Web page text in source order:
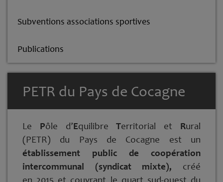
Subventions associations sportives
Publications
PETR du Pays de Cocagne
Le Pôle d’EquilibreTerritorial et Rural
(PETR) du Pays de Cocagne est un
établissement public de coopération
intercommunal (syndicat mixte), créé